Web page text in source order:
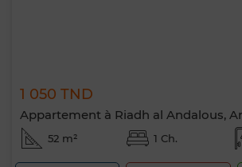
1 050 TND
Appartement à Riadh al Andalous,
52 m² 1 Ch.